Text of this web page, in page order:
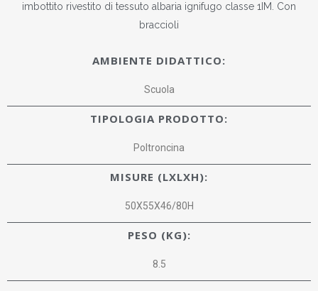
imbottito rivestito di tessuto albaria ignifugo classe 1IM. Con
braccioli
AMBIENTE DIDATTICO:
Scuola
TIPOLOGIA PRODOTTO:
Poltroncina
MISURE (LXLXH):
50X55X46/80H
PESO (KG):
8.5